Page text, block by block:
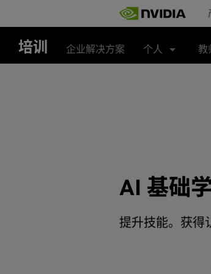
main
content
培训 企业解决方案 个人 教
AI 基础
提升技能。获得